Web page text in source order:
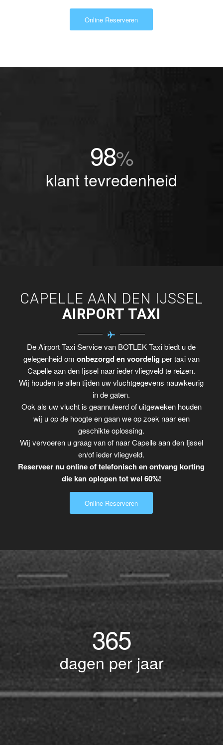
Online Reserveren
98%
klant tevredenheid
CAPELLE AAN DEN IJSSEL
AIRPORT TAXI
De Airport Taxi Service van BOTLEK Taxi biedt u de
gelegenheid om onbezorgd en voordelig per taxi van
Capelle aan den Ijssel naar ieder vliegveld te reizen.
Wij houden te allen tijden uw vluchtgegevens nauwkeurig
in de gaten.
Ook als uw vlucht is geannuleerd of uitgeweken houden
wij u op de hoogte en gaan we op zoek naar een
geschikte oplossing.
Wij vervoeren u graag van of naar Capelle aan den Ijssel
en/of ieder vliegveld.
Reserveer nu online of telefonisch en ontvang korting
die kan oplopen tot wel 60%!
Online Reserveren
365
dagen per jaar